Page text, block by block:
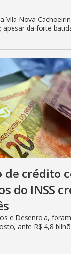
Vila Nova
apesar da forte
de crédito
do INSS
e Desenrola,
ante R$ 4,8